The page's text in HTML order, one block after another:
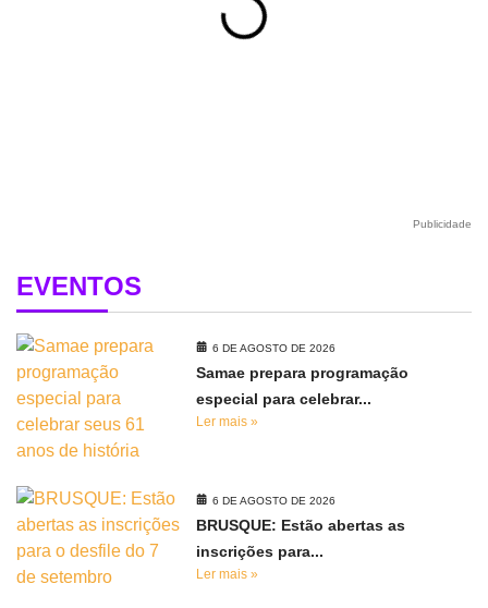
Publicidade
EVENTOS
6 DE AGOSTO DE 2026
Samae prepara programação
especial para celebrar...
Ler mais »
6 DE AGOSTO DE 2026
BRUSQUE: Estão abertas as
inscrições para...
Ler mais »